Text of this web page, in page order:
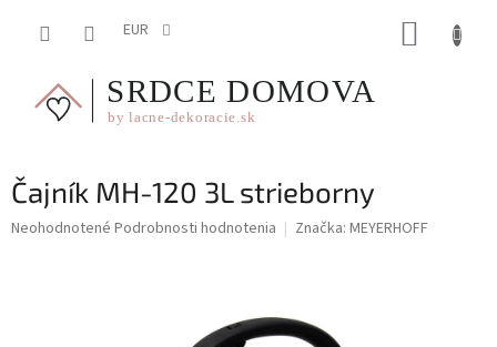
EUR
Čajník MH-120 3L strieborny
Priemerné
Neohodnotené Podrobnosti hodnotenia Značka: MEYERHOFF